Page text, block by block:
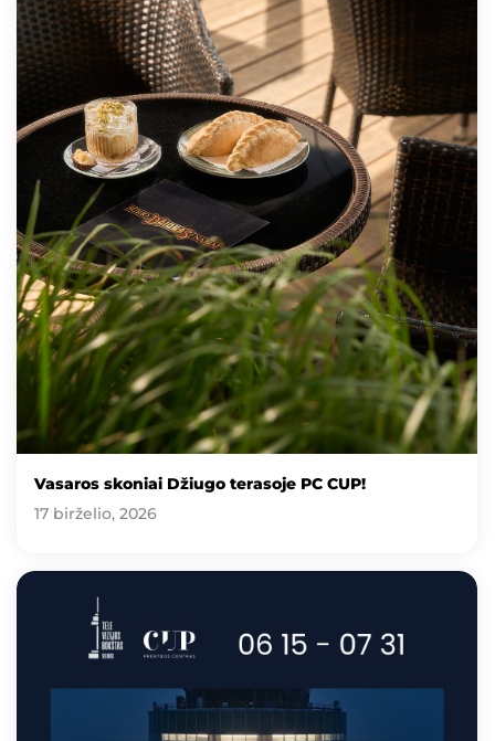
Vasaros skoniai Džiugo terasoje PC CUP!
17 birželio, 2026